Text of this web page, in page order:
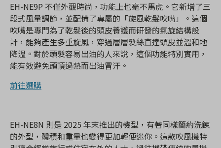
EH-NE9P 不僅外觀時尚，功能上也毫不馬虎。它新增了三
段式風量調節，並配備了專屬的「旋風乾髮吹嘴」。這個
吹嘴是專門為了乾髮後的頭皮養護而研發的氣旋結構設
計，能夠產生多重旋風，穿過層層髮絲直達頭皮並溫和地
降溫。對於頭髮容易出油的人來說，這個功能特別實用，
能有效避免頭頂過熱而出油冒汗。
前往選購
EH-NE8N 則是 2025 年末推出的機型，有著同樣簡約洗鍊
的外型，體積和重量也變得更加輕便迷你。這款吹風機特